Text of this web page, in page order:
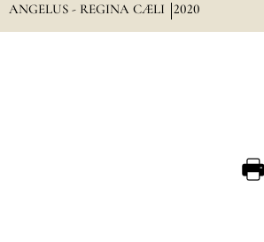
ANGELUS - REGINA CÆLI 2020